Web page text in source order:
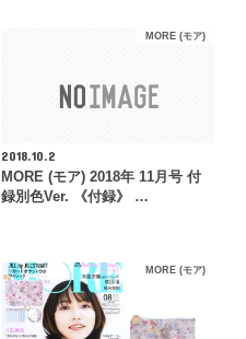
MORE (モア)
2018.10.2
MORE (モア) 2018年 11月号 付
録別色Ver. 《付録》 …
MORE (モア)